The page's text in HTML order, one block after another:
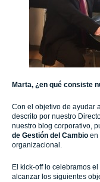
Marta, ¿en qué consiste
Con el objetivo de ayudar
descrito por nuestro
nuestro blog corporativo,
de Gestión del Cambio en
organizacional.
El kick-off lo celebramos
alcanzar los siguientes